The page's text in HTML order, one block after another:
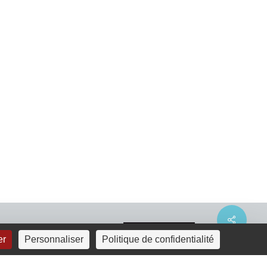
Share
Personnaliser Politique de confidentialité